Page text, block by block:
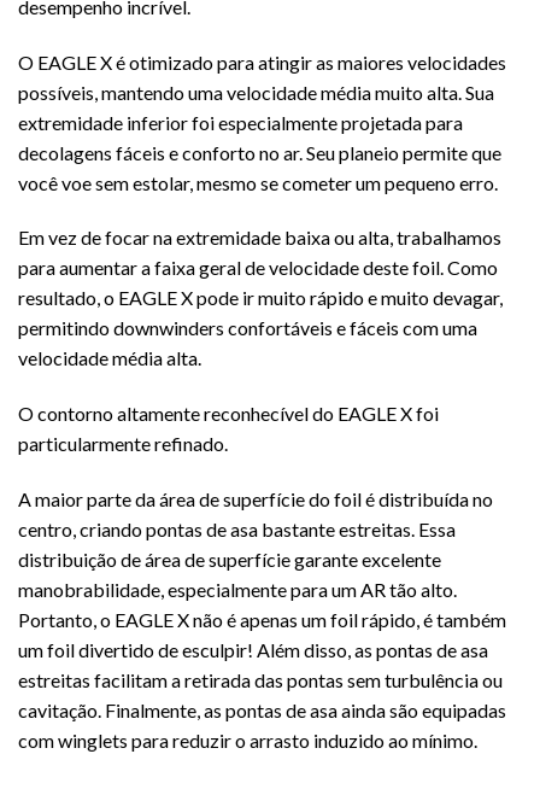
desempenho incrível.
O EAGLE X é otimizado para atingir as maiores velocidades
possíveis, mantendo uma velocidade média muito alta. Sua
extremidade inferior foi especialmente projetada para
decolagens fáceis e conforto no ar. Seu planeio permite que
você voe sem estolar, mesmo se cometer um pequeno erro.
Em vez de focar na extremidade baixa ou alta, trabalhamos
para aumentar a faixa geral de velocidade deste foil. Como
resultado, o EAGLE X pode ir muito rápido e muito devagar,
permitindo downwinders confortáveis ​​e fáceis com uma
velocidade média alta.
O contorno altamente reconhecível do EAGLE X foi
particularmente refinado.
A maior parte da área de superfície do foil é distribuída no
centro, criando pontas de asa bastante estreitas. Essa
distribuição de área de superfície garante excelente
manobrabilidade, especialmente para um AR tão alto.
Portanto, o EAGLE X não é apenas um foil rápido, é também
um foil divertido de esculpir! Além disso, as pontas de asa
estreitas facilitam a retirada das pontas sem turbulência ou
cavitação. Finalmente, as pontas de asa ainda são equipadas
com winglets para reduzir o arrasto induzido ao mínimo.